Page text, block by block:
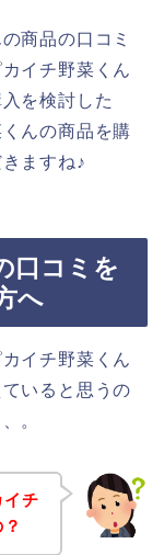
商品の口コミ
イチ野菜くん
を検討した
んの商品を購
ますね♪
口コミを
へ
イチ野菜くん
いると思うの
。
イチ